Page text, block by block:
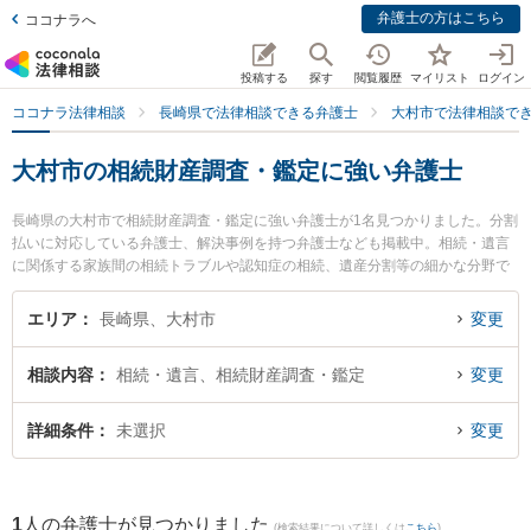
ココナラへ 弁護士の方はこちら
投稿する 探す 閲覧履歴 マイリスト ログイン
ココナラ法律相談 長崎県で法律相談できる弁護士 大村市で法律相談で
大村市の相続財産調査・鑑定に強い弁護士
長崎県の大村市で相続財産調査・鑑定に強い弁護士が1名見つかりました。分割
払いに対応している弁護士、解決事例を持つ弁護士なども掲載中。相続・遺言
に関係する家族間の相続トラブルや認知症の相続、遺産分割等の細かな分野で
の絞り込み検索もでき便利です。特に弁護士法人大村綜合法律事務所の渡邉 雅
大弁護士のプロフィール情報や弁護士費用、強みなどが注目されています。
弁護士を検索したい』『初回相談無料で相続財産調査・鑑定を法律相談できる
大村市内の弁護士に相談予約したい』などでお困りの相談者さんにおすすめで
す。
エリア 長崎県、大村市 変更
相談内容 相続・遺言、相続財産調査・鑑定 変更
詳細条件 未選択 変更
1 人の弁護士が見つかりました (検索結果について詳しくは こちら)